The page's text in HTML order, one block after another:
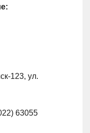
123, ул.
63055